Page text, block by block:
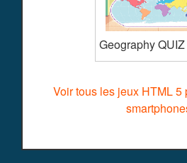
Geography
Voir tous les jeux HTML 5